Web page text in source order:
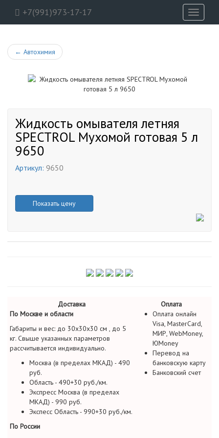
+7(991)973-17-17
Toggle
← Автохимия
Жидкость омывателя летняя
SPECTROL Мухомой готовая 5 л
9650
Артикул: 9650
Показать цену
Доставка
Оплата
По Москве и области
Габариты и вес: до 30х30х30 см , до 5
кг. Свыше указанных параметров
рассчитывается индивидуально.
Москва (в пределах МКАД) - 490
руб.
Область - 490+30 руб./км.
Экспресс Москва (в пределах
МКАД) - 990 руб.
Экспесс Область - 990+30 руб./км.
По России
Оплата онлайн
Visa, MasterCard,
МИР, WebMoney,
ЮMoney
Перевод на
банковскую карту
Банковский счет